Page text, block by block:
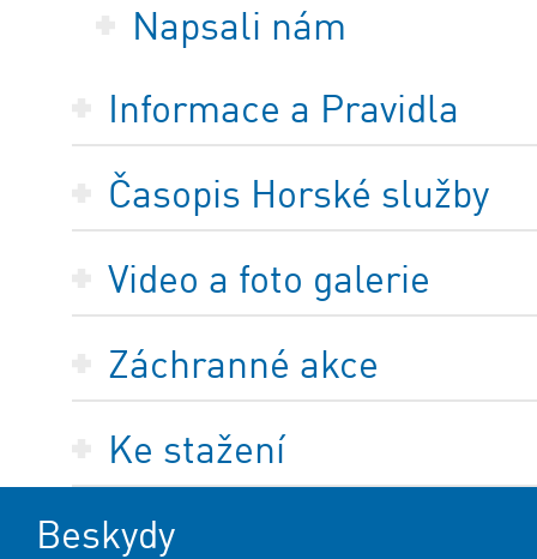
Napsali nám
Informace a Pravidla
Časopis Horské služby
Video a foto galerie
Záchranné akce
Ke stažení
Beskydy